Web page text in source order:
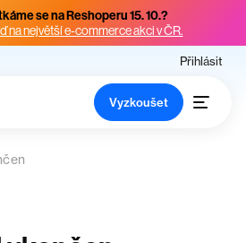
se na Reshoperu 15. 10.?
na největší e-commerce akci v ČR.
Přihlásit
Vyzkoušet